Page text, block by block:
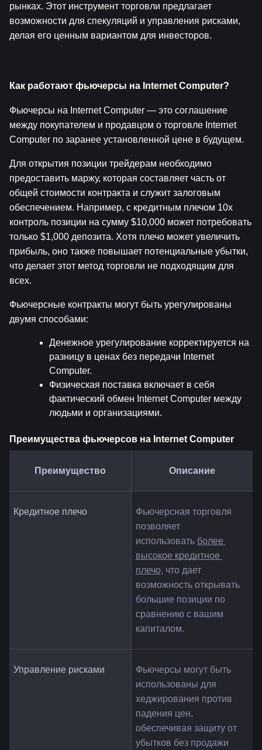
рынках. Этот инструмент торговли предлагает
возможности для спекуляций и управления рисками,
делая его ценным вариантом для инвесторов.
Как работают фьючерсы на Internet Computer?
Фьючерсы на Internet Computer — это соглашение
между покупателем и продавцом о торговле Internet
Computer по заранее установленной цене в будущем.
Для открытия позиции трейдерам необходимо
предоставить маржу, которая составляет часть от
общей стоимости контракта и служит залоговым
обеспечением. Например, с кредитным плечом 10x
контроль позиции на сумму $10,000 может потребовать
только $1,000 депозита. Хотя плечо может увеличить
прибыль, оно также повышает потенциальные убытки,
что делает этот метод торговли не подходящим для
всех.
Фьючерсные контракты могут быть урегулированы
двумя способами:
Денежное урегулирование корректируется на
разницу в ценах без передачи Internet
Computer.
Физическая поставка включает в себя
фактический обмен Internet Computer между
людьми и организациями.
Преимущества фьючерсов на Internet Computer
Преимущество Описание
Кредитное плечо
Фьючерсная торговля
позволяет
использовать более
высокое кредитное
плечо, что дает
возможность открывать
большие позиции по
сравнению с вашим
капиталом.
Управление рисками
Фьючерсы могут быть
использованы для
хеджирования против
падения цен,
обеспечивая защиту от
убытков без продажи